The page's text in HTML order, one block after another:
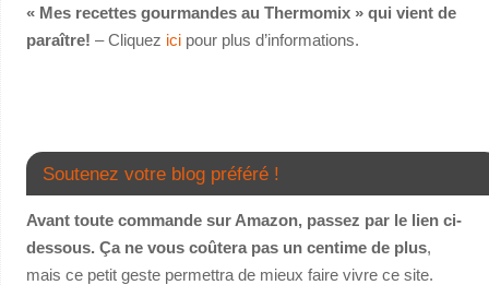
« Mes recettes gourmandes au Thermomix » qui vient de
paraître! – Cliquez icipour plus d’informations.
Soutenez votre blog préféré !
Avant toute commande sur Amazon, passez par le lien ci-
dessous. Ça ne vous coûtera pas un centime de plus,
mais ce petit geste permettra de mieux faire vivre ce site.